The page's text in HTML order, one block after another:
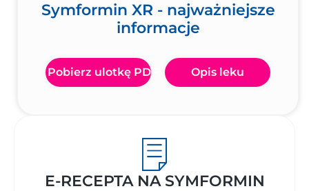
Symformin XR - najważniejsze
informacje
Pobierz ulotkę PDF Opis leku
E-RECEPTA NA SYMFORMIN